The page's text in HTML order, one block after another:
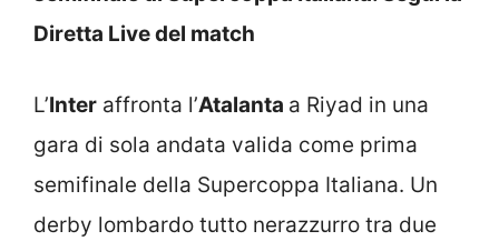
Diretta Live del match
L’Inter affronta l’Atalanta a Riyad in una
gara di sola andata valida come prima
semifinale della Supercoppa Italiana. Un
derby lombardo tutto nerazzurro tra due